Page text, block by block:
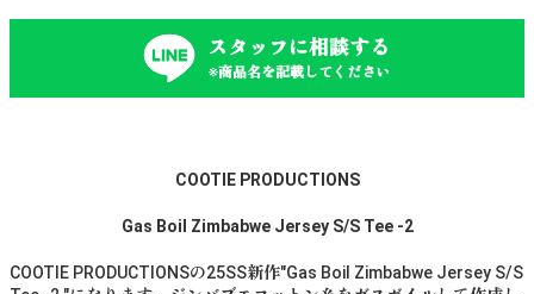
スタッフに相談する
※商品名を記載してください
COOTIE PRODUCTIONS
Gas Boil Zimbabwe Jersey S/S Tee -2
COOTIE PRODUCTIONSの25SS新作"Gas Boil Zimbabwe Jersey S/S